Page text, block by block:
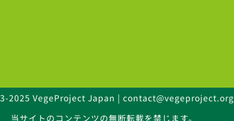
2025 VegeProject Japan | contact@vegeproject.org
当サイトのコンテンツの無断転載を禁じます。